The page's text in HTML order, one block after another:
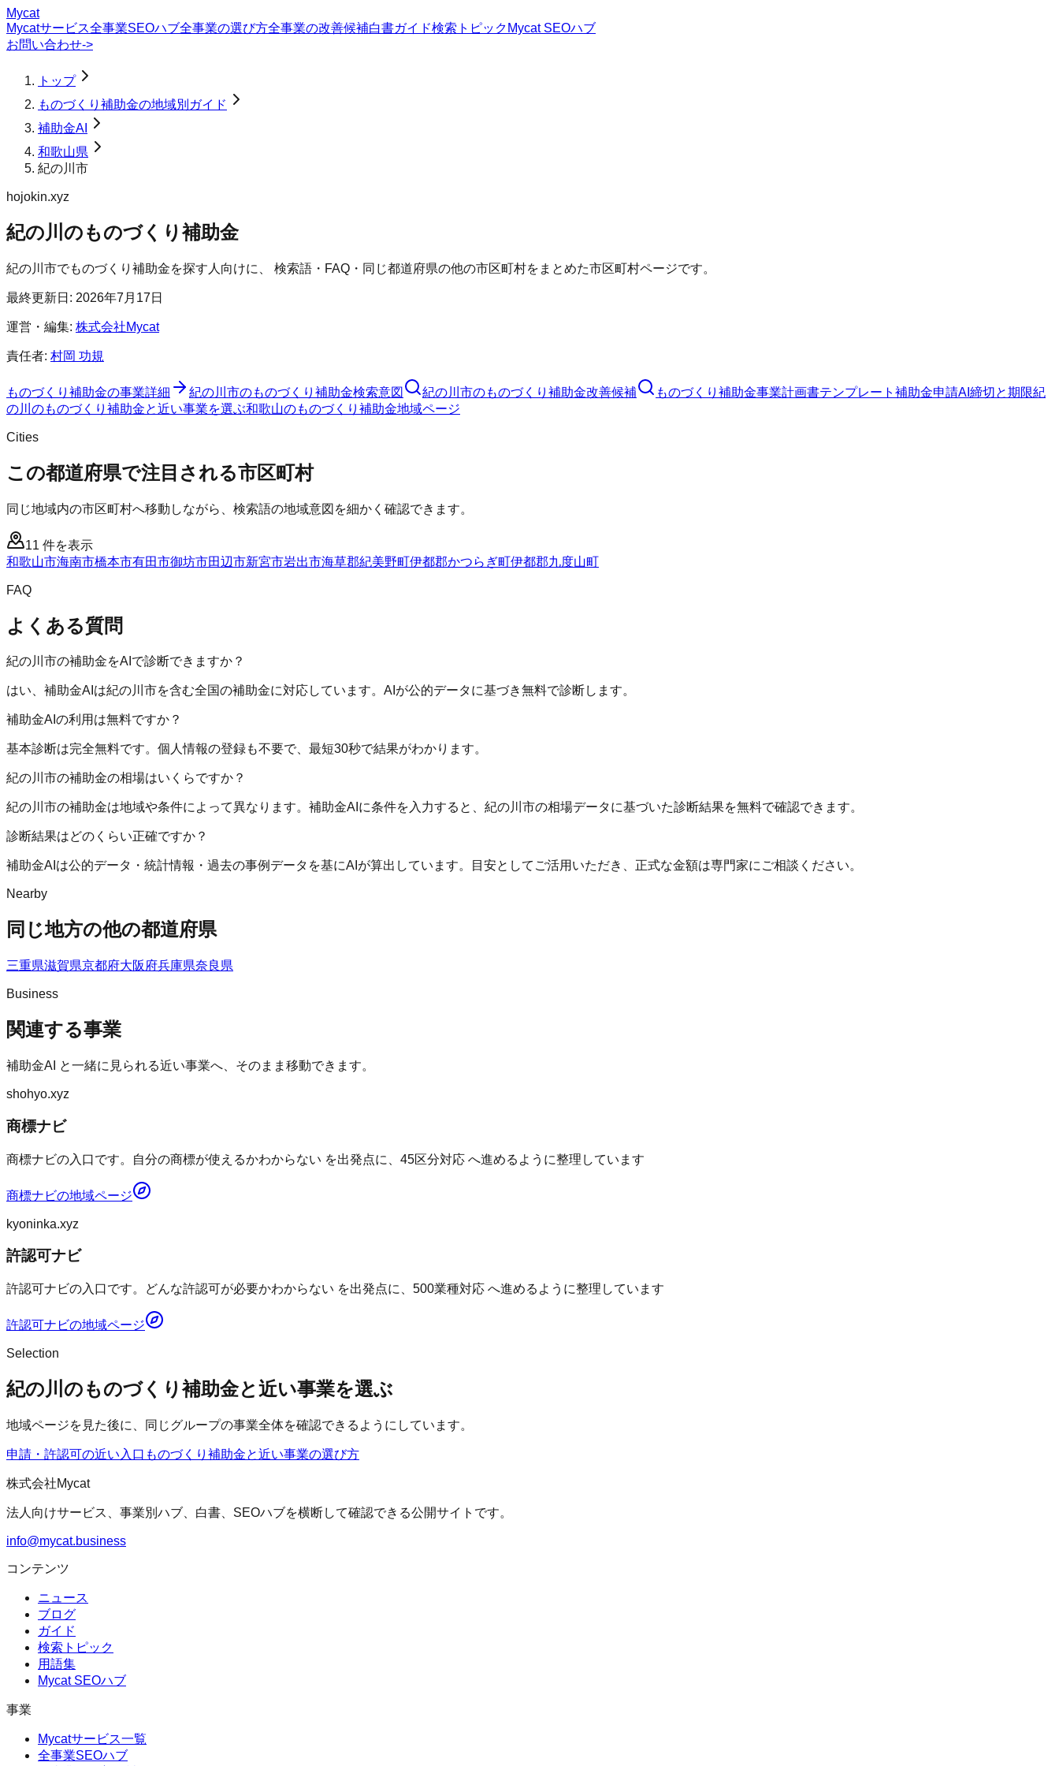
Mycat
Mycatサービス全事業SEOハブ全事業の選び方全事業の改善候補白書ガイド検索トピック Mycat SEOハブ
お問い合わせ->
トップ
ものづくり補助金の地域別ガイド
補助金AI
和歌山県
紀の川市
hojokin.xyz
紀の川のものづくり補助金
紀の川市でものづくり補助金を探す人向けに、 検索語・FAQ・同じ都道府県の他の市区町村をまとめた市区町村ページです。
最終更新日: 2026年7月17日
運営・編集: 株式会社Mycat
責任者: 村岡 功規
ものづくり補助金の事業詳細 紀の川市のものづくり補助金検索意図 紀の川市のものづくり補助金改善候補 ものづくり補助金事業計画書テンプレート 補助金申請AI 締切と期限紀
の川のものづくり補助金と近い事業を選ぶ和歌山のものづくり補助金地域ページ
Cities
この都道府県で注目される市区町村
同じ地域内の市区町村へ移動しながら、検索語の地域意図を細かく確認できます。
11 件を表示
和歌山市海南市橋本市有田市御坊市田辺市新宮市岩出市海草郡紀美野町伊都郡かつらぎ町伊都郡九度山町
FAQ
よくある質問
紀の川市の補助金をAIで診断できますか？
はい、補助金AIは紀の川市を含む全国の補助金に対応しています。AIが公的データに基づき無料で診断します。
補助金AIの利用は無料ですか？
基本診断は完全無料です。個人情報の登録も不要で、最短30秒で結果がわかります。
紀の川市の補助金の相場はいくらですか？
紀の川市の補助金は地域や条件によって異なります。補助金AIに条件を入力すると、紀の川市の相場データに基づいた診断結果を無料で確認できます。
診断結果はどのくらい正確ですか？
補助金AIは公的データ・統計情報・過去の事例データを基にAIが算出しています。目安としてご活用いただき、正式な金額は専門家にご相談ください。
Nearby
同じ地方の他の都道府県
三重県滋賀県京都府大阪府兵庫県奈良県
Business
関連する事業
補助金AI と一緒に見られる近い事業へ、そのまま移動できます。
shohyo.xyz
商標ナビ
商標ナビの入口です。自分の商標が使えるかわからない を出発点に、45区分対応 へ進めるように整理しています
商標ナビの地域ページ
kyoninka.xyz
許認可ナビ
許認可ナビの入口です。どんな許認可が必要かわからない を出発点に、500業種対応 へ進めるように整理しています
許認可ナビの地域ページ
Selection
紀の川のものづくり補助金と近い事業を選ぶ
地域ページを見た後に、同じグループの事業全体を確認できるようにしています。
申請・許認可の近い入口 ものづくり補助金と近い事業の選び方
株式会社Mycat
法人向けサービス、事業別ハブ、白書、SEOハブを横断して確認できる公開サイトです。
info@mycat.business
コンテンツ
ニュース
ブログ
ガイド
検索トピック
用語集
Mycat SEOハブ
事業
Mycatサービス一覧
全事業SEOハブ